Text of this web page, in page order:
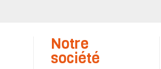
Notre
société